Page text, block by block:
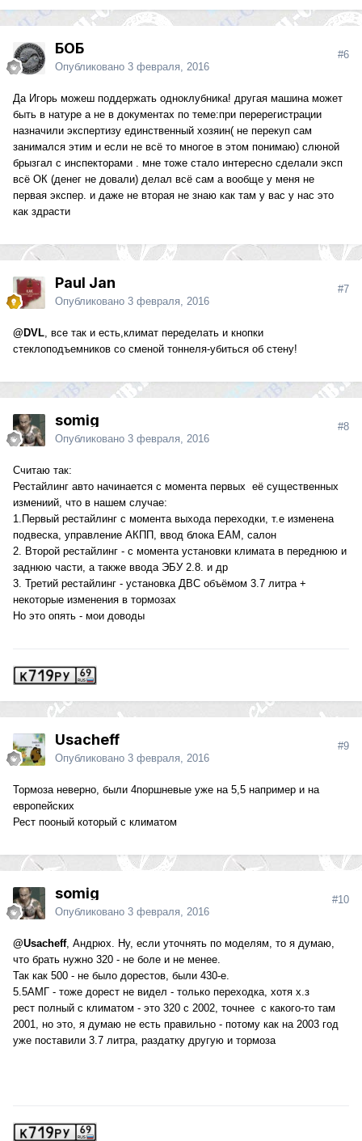
БОБ
Опубликовано 3 февраля, 2016
#6
Да Игорь можеш поддержать одноклубника! другая машина может
быть в натуре а не в документах по теме:при перерегистрации
назначили экспертизу единственный хозяин( не перекуп сам
занимался этим и если не всё то многое в этом понимаю) слюной
брызгал с инспекторами . мне тоже стало интересно сделали эксп
всё ОК (денег не довали) делал всё сам а вообще у меня не
первая экспер. и даже не вторая не знаю как там у вас у нас это
как здрасти
Paul Jan
Опубликовано 3 февраля, 2016
#7
@DVL, все так и есть,климат переделать и кнопки
стеклоподъемников со сменой тоннеля-убиться об стену!
somig
Опубликовано 3 февраля, 2016
#8
Считаю так:
Рестайлинг авто начинается с момента первых её существенных
измениий, что в нашем случае:
1.Первый рестайлинг с момента выхода переходки, т.е изменена
подвеска, управление АКПП, ввод блока ЕАМ, салон
2. Второй рестайлинг - с момента установки климата в переднюю и
заднюю части, а также ввода ЭБУ 2.8. и др
3. Третий рестайлинг - установка ДВС объёмом 3.7 литра +
некоторые изменения в тормозах
Но это опять - мои доводы
Usacheff
Опубликовано 3 февраля, 2016
#9
Тормоза неверно, были 4поршневые уже на 5,5 например и на
европейских
Рест пооный который с климатом
somig
Опубликовано 3 февраля, 2016
#10
@Usacheff, Андрюх. Ну, если уточнять по моделям, то я думаю,
что брать нужно 320 - не боле и не менее.
Так как 500 - не было дорестов, были 430-е.
5.5АМГ - тоже дорест не видел - только переходка, хотя х.з
рест полный с климатом - это 320 с 2002, точнее с какого-то там
2001, но это, я думаю не есть правильно - потому как на 2003 год
уже поставили 3.7 литра, раздатку другую и тормоза